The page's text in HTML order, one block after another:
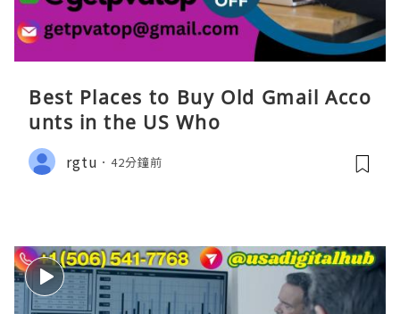
Best Places to Buy Old Gmail Acco
unts in the US Who
rgtu 42分鐘前